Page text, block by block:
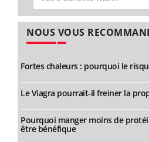
NOUS VOUS
Fortes chaleurs : pourquoi le
Le Viagra pourrait-il freiner la
Pourquoi manger moins de
être bénéfique